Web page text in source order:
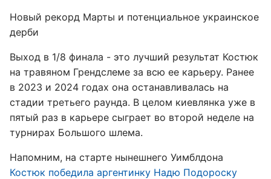
Новый рекорд Марты и потенциальное украинское
дерби
Выход в 1/8 финала - это лучший результат Костюк
на травяном Грендслеме за всю ее карьеру. Ранее
в 2023 и 2024 годах она останавливалась на
стадии третьего раунда. В целом киевлянка уже в
пятый раз в карьере сыграет во второй неделе на
турнирах Большого шлема.
Напомним, на старте нынешнего Уимблдона
Костюк победила аргентинку Надю Подороску